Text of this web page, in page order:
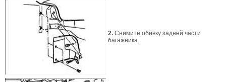
2. Снимите обивку задней части
багажника.